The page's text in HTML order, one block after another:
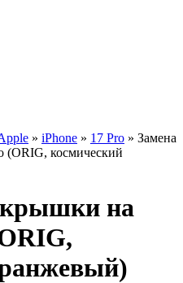
» iPhone » 17 Pro » Замена
(ORIG, космический
крышки на